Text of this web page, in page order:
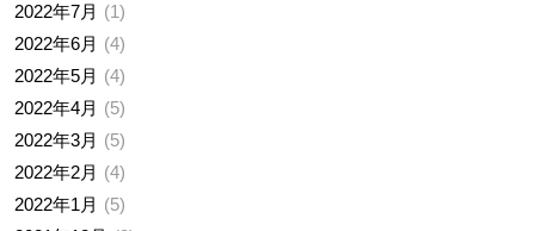
2022年7月
1
2022年6月
4
2022年5月
4
2022年4月
5
2022年3月
5
2022年2月
4
2022年1月
5